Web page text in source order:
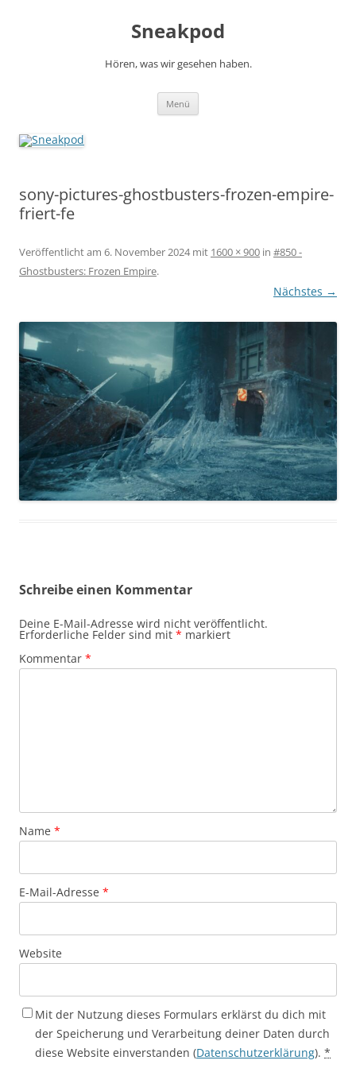
Sneakpod
Hören, was wir gesehen haben.
Menü
sony-pictures-ghostbusters-frozen-empire-
friert-fe
Veröffentlicht am 6. November 2024mit 1600 × 900 in #850 -
Ghostbusters: Frozen Empire.
Nächstes →
Schreibe einen Kommentar
Deine E-Mail-Adresse wird nicht veröffentlicht.
Erforderliche Felder sind mit * markiert
Kommentar *
Name *
E-Mail-Adresse *
Website
Mit der Nutzung dieses Formulars erklärst du dich mit
der Speicherung und Verarbeitung deiner Daten durch
diese Website einverstanden (Datenschutzerklärung). *